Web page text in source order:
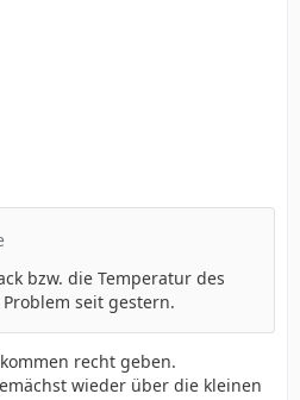
bzw. die Temperatur des
seit gestern.
recht geben.
wieder über die kleinen